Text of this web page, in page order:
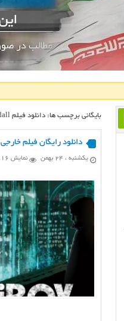
بایگانی برچسب ها: دانلود فیلم Adam Randall
دانلود رایگان فیلم خارجی iBoy 2017 با لینک مستقیم
یکشنبه ، ۲۴ بهمن نمایش 4,816